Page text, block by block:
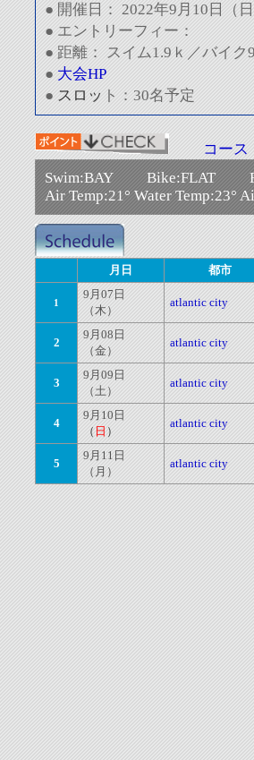
● 開催日： 2022年9月10日（日
● エントリーフィー：
● 距離： スイ ム1.9ｋ／バイク
● 大会HP
● スロッ ト：30名予定
コース
Swim:BAY Bike:FLAT
Air Temp:21° Water Temp:23°
月日 都市
1
9月07日
（木）
atlantic city
2
9月08日
（金）
atlantic city
3
9月09日
（土）
atlantic city
4
9月10日
（ 日 ）
atlantic city
5
9月11日
（月）
atlantic city